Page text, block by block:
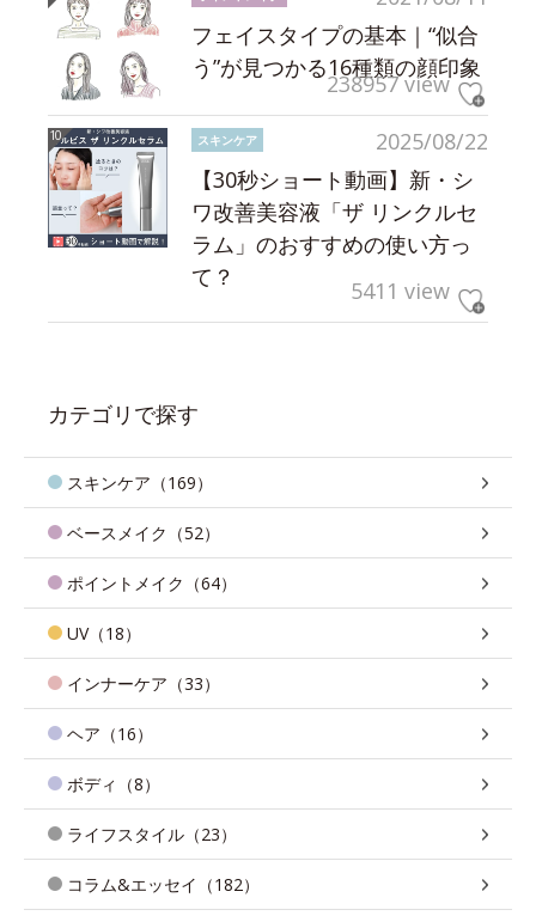
フェイスタイプの基本｜“似合
う”が見つかる16種類の顔印象
238957 view
2025/08/22
スキンケア
【30秒ショート動画】新・シ
ワ改善美容液「ザ リンクルセ
ラム」のおすすめの使い方っ
て？
5411 view
カテゴリで探す
スキンケア（169）
ベースメイク（52）
ポイントメイク（64）
UV（18）
インナーケア（33）
ヘア（16）
ボディ（8）
ライフスタイル（23）
コラム&エッセイ（182）